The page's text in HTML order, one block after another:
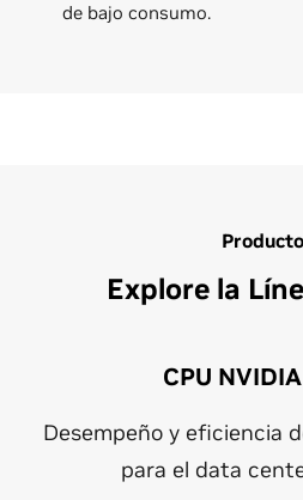
de bajo consumo.
Explore la
CPU
Desempeño y eficiencia
para el data